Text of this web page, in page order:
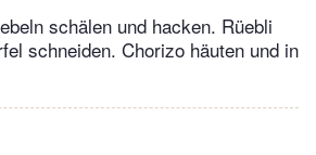
schälen und hacken. Rüebli
schneiden. Chorizo häuten und in